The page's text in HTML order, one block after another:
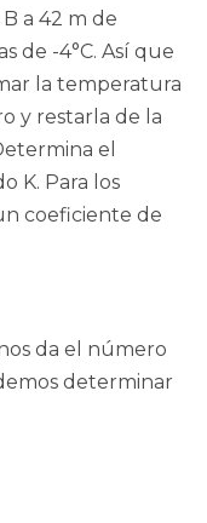
a 42 m de
de -4°C. Así que
la temperatura
y restarla de la
el
K. Para los
coeficiente de
da el número
determinar